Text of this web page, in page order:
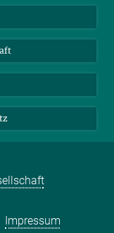
Impressum